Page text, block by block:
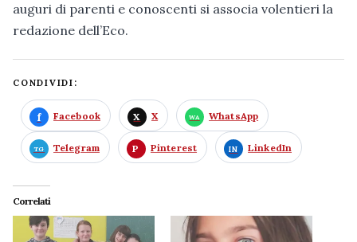
auguri di parenti e conoscenti si associa volentieri la
redazione dell’Eco.
CONDIVIDI:
Facebook X WhatsApp
Telegram Pinterest LinkedIn
Correlati